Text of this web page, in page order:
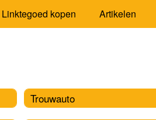
Linktegoed kopen Artikelen
Trouwauto